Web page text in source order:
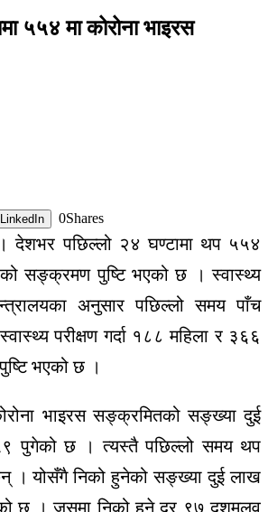
५५४ मा कोरोना भाइरस
LinkedIn 0Shares
देशभर पछिल्लो २४ घण्टामा थप ५५४
सङ्क्रमण पुष्टि भएको छ । स्वास्थ्य
अनुसार पछिल्लो समय पाँच
परीक्षण गर्दा १८८ महिला र ३६६
भएको छ ।
भाइरस सङ्क्रमितको सङ्ख्या दुई
पुगेको छ । त्यस्तै पछिल्लो समय थप
। योसँगै निको हुनेको सङ्ख्या दुई लाख
छ । जसमा निको हुने दर ९७ दशमलव